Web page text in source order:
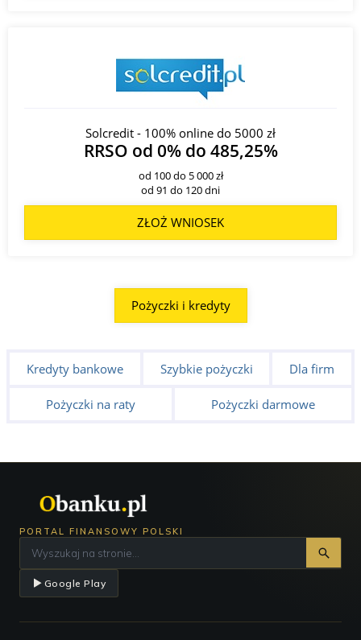
Solcredit - 100% online do 5000 zł
RRSO od 0% do 485,25%
od 100 do 5 000 zł
od 91 do 120 dni
ZŁOŻ WNIOSEK
Pożyczki i kredyty
Kredyty bankowe Szybkie pożyczki Dla firm
Pożyczki na raty Pożyczki darmowe
PORTAL FINANSOWY POLSKI
Google Play